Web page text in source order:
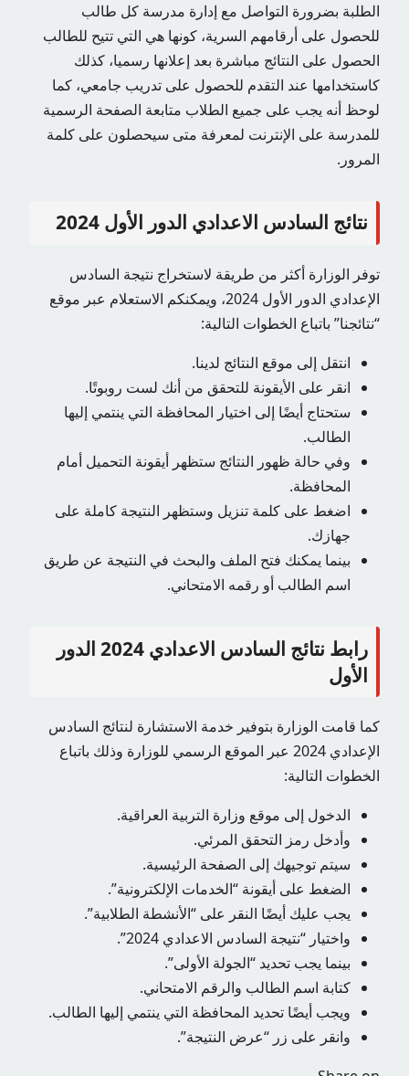
الطلبة بضرورة التواصل مع إدارة مدرسة كل طالب
للحصول على أرقامهم السرية، كونها هي التي تتيح للطالب
الحصول على النتائج مباشرة بعد إعلانها رسميا، كذلك
كاستخدامها عند التقدم للحصول على تدريب جامعي، كما
لوحظ أنه يجب على جميع الطلاب متابعة الصفحة الرسمية
للمدرسة على الإنترنت لمعرفة متى سيحصلون على كلمة
المرور.
نتائج السادس الاعدادي الدور الأول 2024
توفر الوزارة أكثر من طريقة لاستخراج نتيجة السادس
الإعدادي الدور الأول 2024، ويمكنكم الاستعلام عبر موقع
“نتائجنا” باتباع الخطوات التالية:
انتقل إلى موقع النتائج لدينا.
انقر على الأيقونة للتحقق من أنك لست روبوتًا.
ستحتاج أيضًا إلى اختيار المحافظة التي ينتمي إليها
الطالب.
وفي حالة ظهور النتائج ستظهر أيقونة التحميل أمام
المحافظة.
اضغط على كلمة تنزيل وستظهر النتيجة كاملة على
جهازك.
بينما يمكنك فتح الملف والبحث في النتيجة عن طريق
اسم الطالب أو رقمه الامتحاني.
رابط نتائج السادس الاعدادي 2024 الدور
الأول
كما قامت الوزارة بتوفير خدمة الاستشارة لنتائج السادس
الإعدادي 2024 عبر الموقع الرسمي للوزارة وذلك باتباع
الخطوات التالية:
الدخول إلى موقع وزارة التربية العراقية.
وأدخل رمز التحقق المرئي.
سيتم توجيهك إلى الصفحة الرئيسية.
الضغط على أيقونة “الخدمات الإلكترونية”.
يجب عليك أيضًا النقر على “الأنشطة الطلابية”.
واختيار “نتيجة السادس الاعدادي 2024”.
بينما يجب تحديد “الجولة الأولى”.
كتابة اسم الطالب والرقم الامتحاني.
ويجب أيضًا تحديد المحافظة التي ينتمي إليها الطالب.
وانقر على زر “عرض النتيجة”.